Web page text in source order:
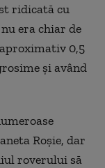
ridicată cu
era chiar de
0,5
şi având
Roşie, dar
roverului să